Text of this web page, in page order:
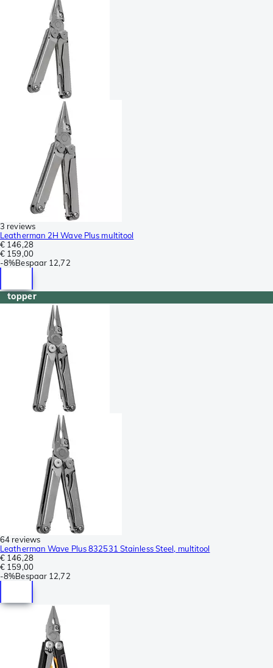
3 reviews
Leatherman 2H Wave Plus multitool
€ 146,28
€ 159,00
-8%Bespaar 12,72
topper
64 reviews
Leatherman Wave Plus 832531 Stainless Steel, multitool
€ 146,28
€ 159,00
-8%Bespaar 12,72